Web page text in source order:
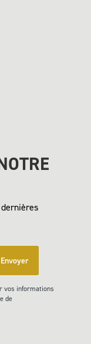
Envoyer
vos informations
de